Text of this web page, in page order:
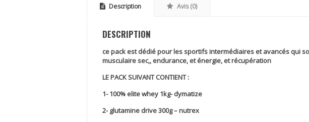
Description Avis (0)
DESCRIPTION
ce pack est dédié pour les sportifs intermédiaires et avancés qui
musculaire sec,, endurance, et énergie, et récupération
LE PACK SUIVANT CONTIENT :
1- 100% elite whey 1kg- dymatize
2- glutamine drive 300g – nutrex